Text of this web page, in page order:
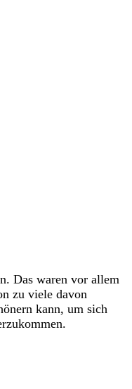
Das waren vor allem
zu viele davon
kann, um sich